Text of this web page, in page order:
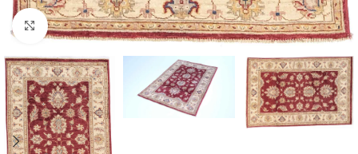
Click to enlarge